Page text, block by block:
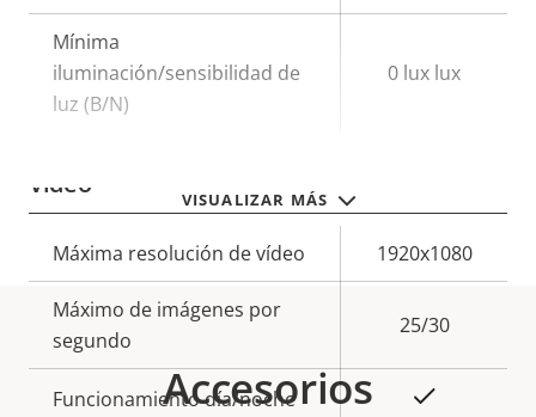
VISUALIZAR MÁS
Mínima
iluminación/sensibilidad de
luz (B/N)
0 lux lux
Vídeo
Descripción
de
propiedad
Valor de
la
propiedad
Máxima resolución de vídeo 1920x1080
Máximo de imágenes por
segundo
25/30
Funcionamiento día/noche
Accesorios